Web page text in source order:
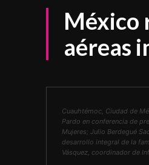
México
aéreas
Cuauhtémoc, Ciudad de
Pardo en conferencia de
Mujeres; Julio Berdegué
desarrollo integral de la
Vásquez, coordinador de